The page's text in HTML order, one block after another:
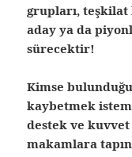
grupları, teşkilat
aday ya da
sürecektir!
Kimse
kaybetmek
destek ve
makamlara